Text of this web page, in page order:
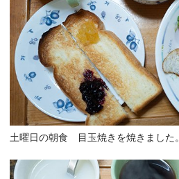
土曜日の朝食 目玉焼きを焼きました。